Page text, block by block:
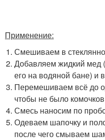
Применение:
Смешиваем в
Добавляем жидкий мед
его на водяной бане) и
Перемешиваем всё до
чтобы не было комочков
Смесь наносим по
Одеваем шапочку и
после чего смываем